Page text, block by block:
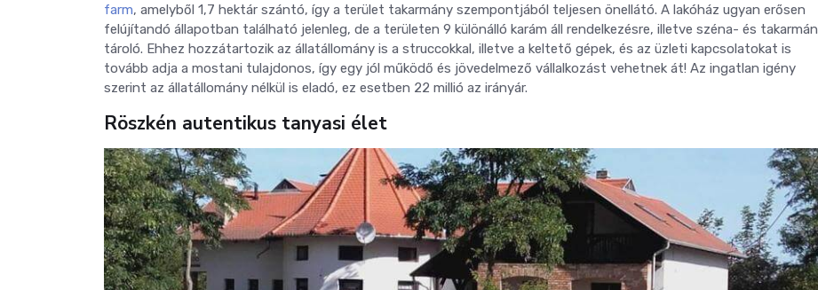
farm, amelyből 1,7 hektár szántó, így a terület takarmány szempontjából teljesen önellátó. A lakóház ugyan erősen
felújítandó állapotban található jelenleg, de a területen 9 különálló karám áll rendelkezésre, illetve széna- és
tároló. Ehhez hozzátartozik az állatállomány is a struccokkal, illetve a keltető gépek, és az üzleti kapcsolatokat is
tovább adja a mostani tulajdonos, így egy jól működő és jövedelmező vállalkozást vehetnek át! Az ingatlan igény
szerint az állatállomány nélkül is eladó, ez esetben 22 millió az irányár.
Röszkén autentikus tanyasi élet